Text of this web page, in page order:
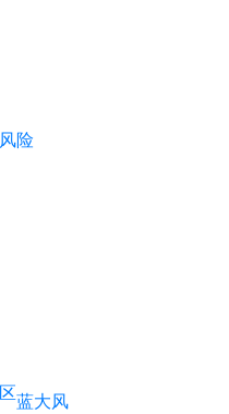
险
蓝大风